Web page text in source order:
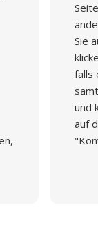
Sie
falls
und
auf